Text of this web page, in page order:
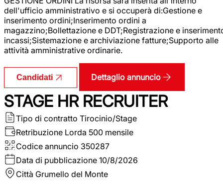
dell'ufficio amministrativo e si occuperà di:Gestione e
inserimento ordini;Inserimento ordini a
magazzino;Bollettazione e DDT;Registrazione e
incassi;Sistemazione e archiviazione fatture;Supporto alle
attività amministrative ordinarie.
Candidati Dettaglio annuncio
STAGE HR RECRUITER
Tipo di contratto Tirocinio/Stage
Retribuzione Lorda 500 mensile
Codice annuncio 350287
Data di pubblicazione 10/8/2026
Città Grumello del Monte